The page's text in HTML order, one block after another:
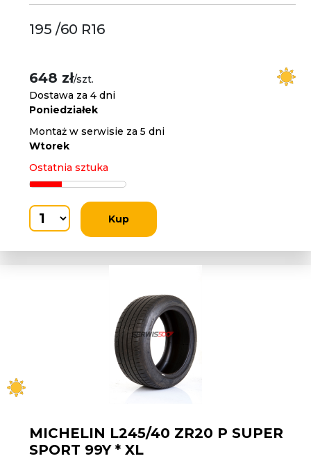
195 /60 R16
648 zł/szt.
Dostawa za 4 dni
Poniedziałek
Montaż w serwisie za 5 dni
Wtorek
Ostatnia sztuka
Kup
MICHELIN L245/40 ZR20 P SUPER
SPORT 99Y * XL